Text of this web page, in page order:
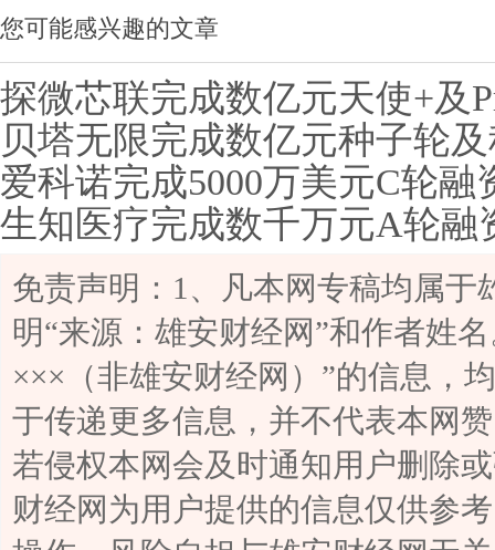
您可能感兴趣的文章
探微芯联完成数亿元天使+及
动国产Scale-up超节点完整解
贝塔无限完成数亿元种子轮
费级通用具身智能新赛道
爱科诺完成5000万美元C轮
药物全球开发
生知医疗完成数千万元A轮融
手术创新生态圈
免责声明：1、凡本网专稿均属于
明“来源：雄安财经网”和作者姓
×××（非雄安财经网）”的信息，
于传递更多信息，并不代表本网
若侵权本网会及时通知用户删除
财经网为用户提供的信息仅供参